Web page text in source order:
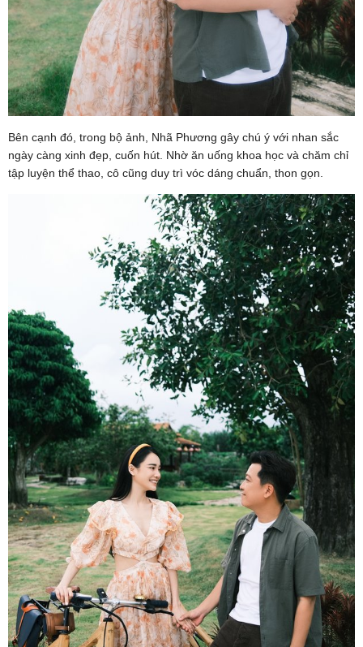
Bên cạnh đó, trong bộ ảnh, Nhã Phương gây chú ý với nhan sắc
ngày càng xinh đẹp, cuốn hút. Nhờ ăn uống khoa học và chăm chỉ
tập luyện thể thao, cô cũng duy trì vóc dáng chuẩn, thon gọn.